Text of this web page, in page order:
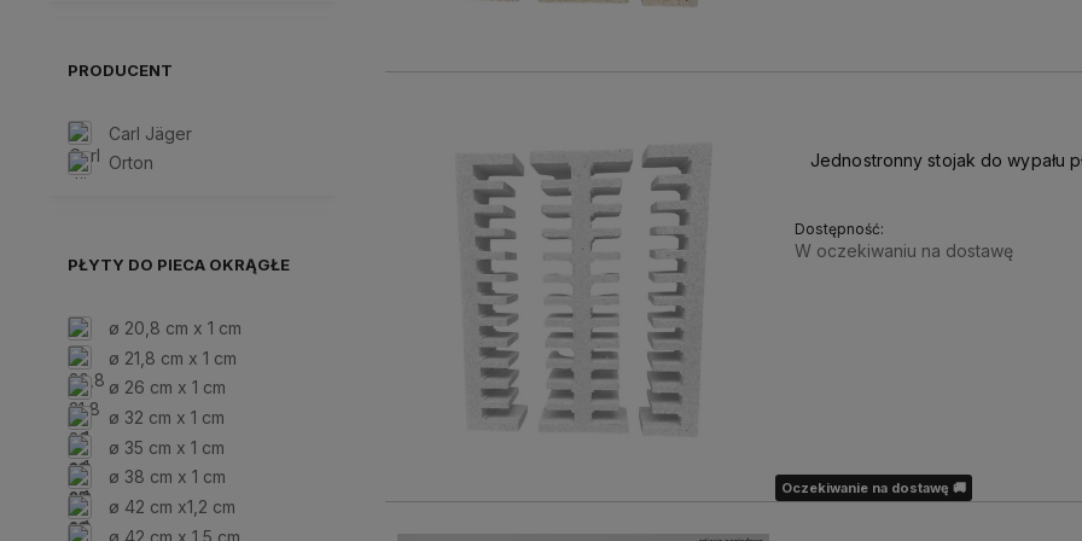
PRODUCENT
Carl Jäger
Orton
PŁYTY DO PIECA OKRĄGŁE
ø 20,8 cm x 1 cm
ø 21,8 cm x 1 cm
ø 26 cm x 1 cm
ø 32 cm x 1 cm
ø 35 cm x 1 cm
ø 38 cm x 1 cm
ø 42 cm x1,2 cm
ø 42 cm x 1,5 cm
Oczekiwanie na dostawę 🚚
Jednostronny stojak do wypału
Dostępność:
W oczekiwaniu na dostawę